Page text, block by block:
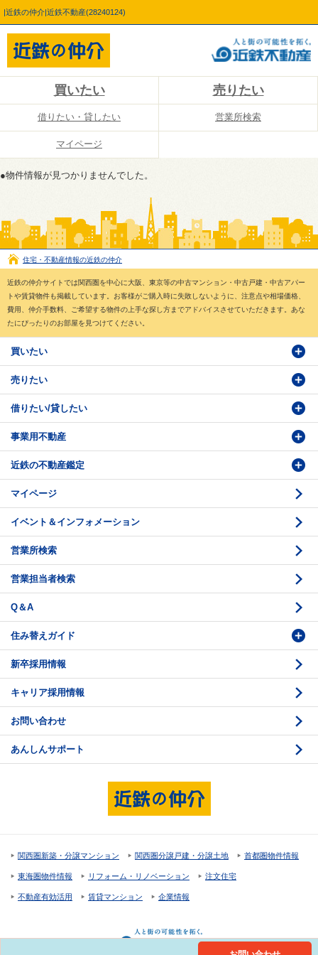
|近鉄の仲介|近鉄不動産(28240124)
買いたい 売りたい
借りたい・貸したい 営業所検索
マイページ
●物件情報が見つかりませんでした。
住宅・不動産情報の近鉄の仲介
近鉄の仲介サイトでは関西圏を中心に大阪、東京等の中古マンション・中古戸建・中古アパー
トや賃貸物件も掲載しています。お客様がご購入時に失敗しないように、注意点や相場価格、
費用、仲介手数料、ご希望する物件の上手な探し方までアドバイスさせていただきます。あな
たにぴったりのお部屋を見つけてください。
買いたい
物件検索
物件番号検索
投資・事業用検索
購入のお問い合わせ
売りたい
価格査定依頼
売却相談
借りたい/貸したい
賃貸物件検索
学園前賃貸センター
賃貸借のお問い合わせ
事業用不動産
購入・売却の流れ
収益不動産の取扱
底地の資産性
相続と不動産
不動産投資のQ＆A
法人営業センター紹介
近鉄の不動産鑑定
時価評価支援
鑑定評価ご相談例
鑑定評価の流れ
お問い合わせ・ご相談
鑑定センター紹介
マイページ
イベント＆インフォメーション
営業所検索
営業担当者検索
Q＆A
住み替えガイド
価格査定
媒介契約
売却活動
売却諸費用
住宅ローンの種類
返済計画
購入のスケジュール
物件資料の読み方 1
物件資料の読み方 2
現地見学のポイント
決済と引渡し 2
新卒採用情報
キャリア採用情報
お問い合わせ
あんしんサポート
関西圏新築・分譲マンション 関西圏分譲戸建・分譲土地 首都圏物件情報
東海圏物件情報 リフォーム・リノベーション 注文住宅
不動産有効活用 賃貸マンション 企業情報